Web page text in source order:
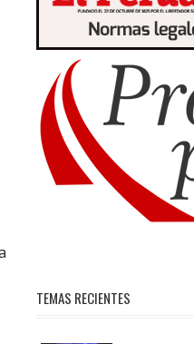
TEMAS RECIENTES